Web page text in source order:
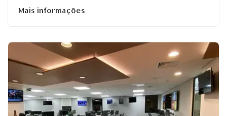
Mais informações